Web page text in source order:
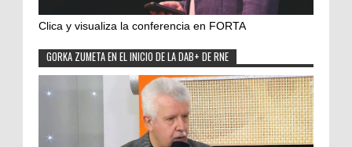
Clica y visualiza la conferencia en FORTA
GORKA ZUMETA EN EL INICIO DE LA DAB+ DE RNE